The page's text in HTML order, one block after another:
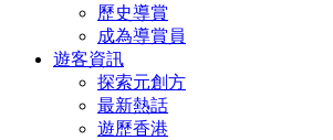
歷史導賞
成為導賞員
遊客資訊
探索元創方
最新熱話
遊歷香港